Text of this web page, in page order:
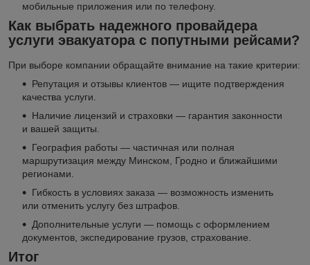
мобильные приложения или по телефону.
Как выбрать надежного провайдера
услуги эвакуатора с попутными рейсами?
При выборе компании обращайте внимание на такие критерии:
Репутация и отзывы клиентов — ищите подтверждения
качества услуги.
Наличие лицензий и страховки — гарантия законности
и вашей защиты.
География работы — частичная или полная
маршрутизация между Минском, Гродно и ближайшими
регионами.
Гибкость в условиях заказа — возможность изменить
или отменить услугу без штрафов.
Дополнительные услуги — помощь с оформлением
документов, экспедирование грузов, страхование.
Итог